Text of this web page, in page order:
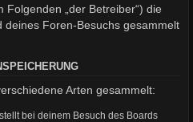
Folgenden „der Betreiber“) die
deines Foren-Besuchs gesammelt
Arten gesammelt:
bei deinem Besuch des Boards